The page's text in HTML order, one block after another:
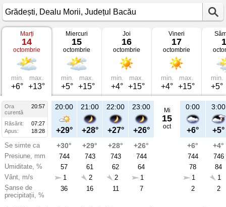
Vremea
Grădești
14
octombrie
2025
Dealu
Morii,
Bacău
Marți
14
octombrie
min.
+6°
max.
+13°
Miercuri
15
octombrie
min.
+5°
max.
+15°
Joi
16
octombrie
min.
+4°
max.
+15°
Vineri
17
octombrie
min.
+4°
max.
+15°
min.
+5°
Ora
20:57
curentă
Răsărit:
07:27
Apus:
18:28
Se simte ca
Presiune, mm
Umiditate, %
Vânt, m/s
Șanse de
precipitații, %
20:00
+29°
+30°
744
57
1
36
21:00
+28°
+29°
743
61
2
16
22:00
+27°
+28°
743
62
2
11
23:00
+26°
+26°
744
64
1
7
Mi
15
oct
0:00
+6°
+6°
744
78
1
2
3:00
+5°
+4°
746
84
1
2